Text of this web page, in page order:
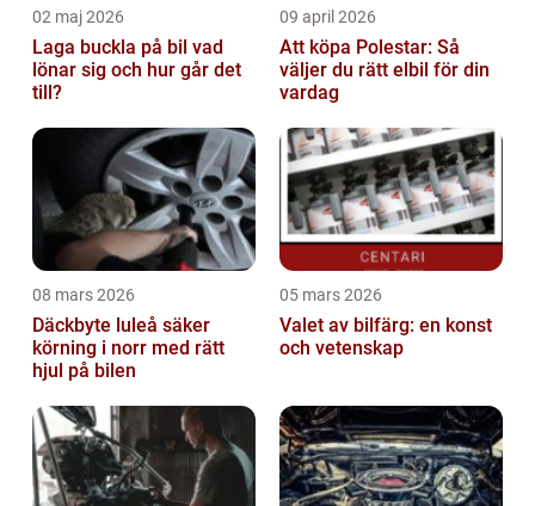
02 maj 2026
Laga buckla på bil vad
lönar sig och hur går det
till?
09 april 2026
Att köpa Polestar: Så
väljer du rätt elbil för din
vardag
08 mars 2026
Däckbyte luleå säker
körning i norr med rätt
hjul på bilen
05 mars 2026
Valet av bilfärg: en konst
och vetenskap